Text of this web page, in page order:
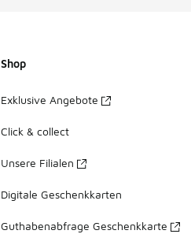
Shop
Exklusive Angebote
Click & collect
Unsere Filialen
Digitale Geschenkkarten
Guthabenabfrage Geschenkkarte